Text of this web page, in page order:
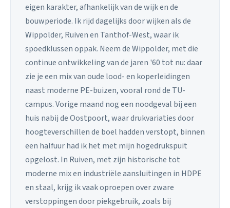
eigen karakter, afhankelijk van de wijk en de
bouwperiode. Ik rijd dagelijks door wijken als de
Wippolder, Ruiven en Tanthof-West, waar ik
spoedklussen oppak. Neem de Wippolder, met die
continue ontwikkeling van de jaren '60 tot nu: daar
zie je een mix van oude lood- en koperleidingen
naast moderne PE-buizen, vooral rond de TU-
campus. Vorige maand nog een noodgeval bij een
huis nabij de Oostpoort, waar drukvariaties door
hoogteverschillen de boel hadden verstopt, binnen
een halfuur had ik het met mijn hogedrukspuit
opgelost. In Ruiven, met zijn historische tot
moderne mix en industriële aansluitingen in HDPE
en staal, krijg ik vaak oproepen over zware
verstoppingen door piekgebruik, zoals bij